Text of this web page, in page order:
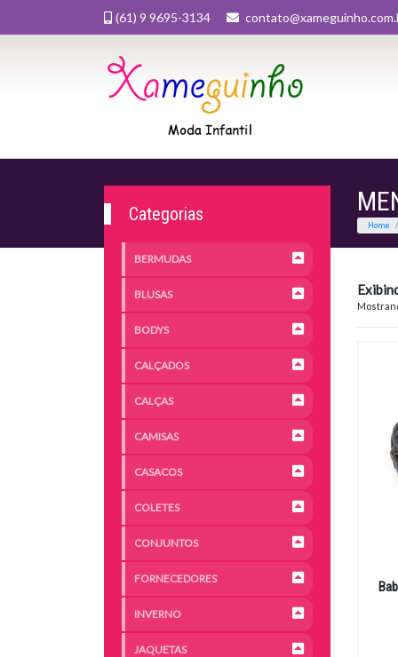
(61) 9 9695-3134
Categorias
BERMUDAS
BLUSAS
BODYS
CALÇADOS
CALÇAS
CAMISAS
CASACOS
COLETES
CONJUNTOS
FORNECEDORES
INVERNO
JAQUETAS